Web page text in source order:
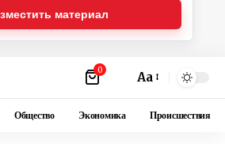
материал
0 Аа
Общество Экономика Происшествия